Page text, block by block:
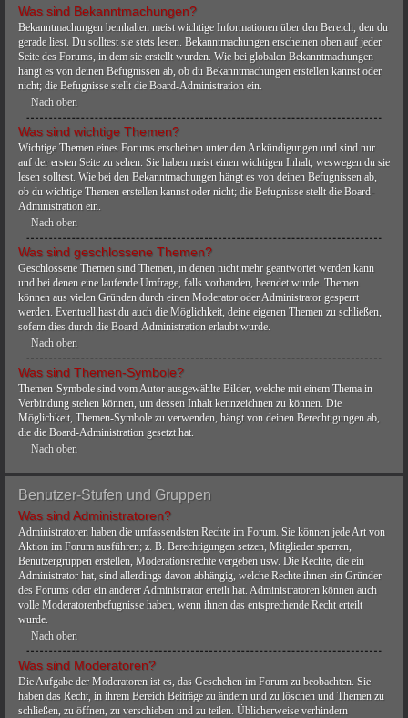
Was sind Bekanntmachungen?
Bekanntmachungen beinhalten meist wichtige Informationen über den Bereich, den du
gerade liest. Du solltest sie stets lesen. Bekanntmachungen erscheinen oben auf jeder
Seite des Forums, in dem sie erstellt wurden. Wie bei globalen Bekanntmachungen
hängt es von deinen Befugnissen ab, ob du Bekanntmachungen erstellen kannst oder
nicht; die Befugnisse stellt die Board-Administration ein.
Nach oben
Was sind wichtige Themen?
Wichtige Themen eines Forums erscheinen unter den Ankündigungen und sind nur
auf der ersten Seite zu sehen. Sie haben meist einen wichtigen Inhalt, weswegen du sie
lesen solltest. Wie bei den Bekanntmachungen hängt es von deinen Befugnissen ab,
ob du wichtige Themen erstellen kannst oder nicht; die Befugnisse stellt die Board-
Administration ein.
Nach oben
Was sind geschlossene Themen?
Geschlossene Themen sind Themen, in denen nicht mehr geantwortet werden kann
und bei denen eine laufende Umfrage, falls vorhanden, beendet wurde. Themen
können aus vielen Gründen durch einen Moderator oder Administrator gesperrt
werden. Eventuell hast du auch die Möglichkeit, deine eigenen Themen zu schließen,
sofern dies durch die Board-Administration erlaubt wurde.
Nach oben
Was sind Themen-Symbole?
Themen-Symbole sind vom Autor ausgewählte Bilder, welche mit einem Thema in
Verbindung stehen können, um dessen Inhalt kennzeichnen zu können. Die
Möglichkeit, Themen-Symbole zu verwenden, hängt von deinen Berechtigungen ab,
die die Board-Administration gesetzt hat.
Nach oben
Benutzer-Stufen und Gruppen
Was sind Administratoren?
Administratoren haben die umfassendsten Rechte im Forum. Sie können jede Art von
Aktion im Forum ausführen; z. B. Berechtigungen setzen, Mitglieder sperren,
Benutzergruppen erstellen, Moderationsrechte vergeben usw. Die Rechte, die ein
Administrator hat, sind allerdings davon abhängig, welche Rechte ihnen ein Gründer
des Forums oder ein anderer Administrator erteilt hat. Administratoren können auch
volle Moderatorenbefugnisse haben, wenn ihnen das entsprechende Recht erteilt
wurde.
Nach oben
Was sind Moderatoren?
Die Aufgabe der Moderatoren ist es, das Geschehen im Forum zu beobachten. Sie
haben das Recht, in ihrem Bereich Beiträge zu ändern und zu löschen und Themen zu
schließen, zu öffnen, zu verschieben und zu teilen. Üblicherweise verhindern